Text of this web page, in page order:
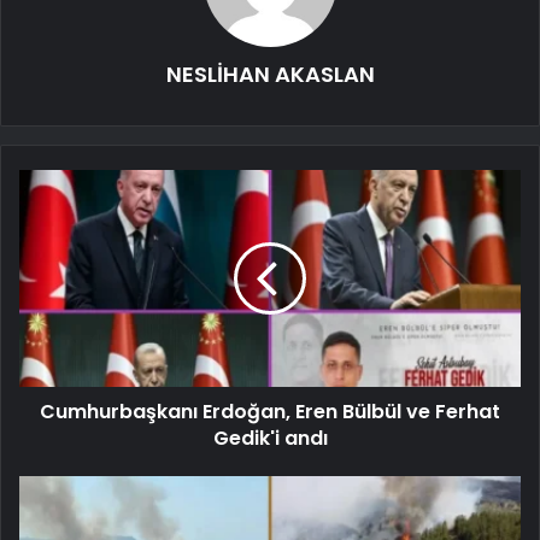
NESLİHAN AKASLAN
Cumhurbaşkanı Erdoğan, Eren Bülbül ve Ferhat
Gedik'i andı